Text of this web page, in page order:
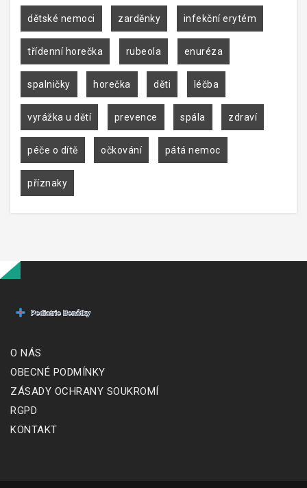
dětské nemoci zarděnky infekční erytém
třídenní horečka rubeola enuréza
spalničky horečka děti léčba
vyrážka u dětí prevence spála zdraví
péče o dítě očkování pátá nemoc
příznaky
O NÁS
OBECNÉ PODMÍNKY
ZÁSADY OCHRANY SOUKROMÍ
RGPD
KONTAKT